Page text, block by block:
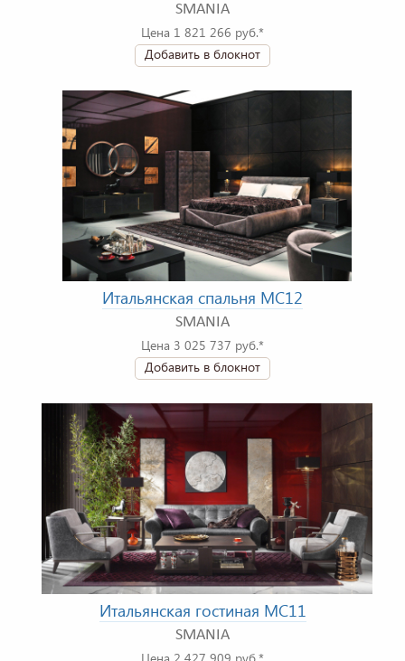
SMANIA
Цена 1 821 266 руб.*
Добавить в блокнот
Итальянская спальня MC12
SMANIA
Цена 3 025 737 руб.*
Добавить в блокнот
Итальянская гостиная MC11
SMANIA